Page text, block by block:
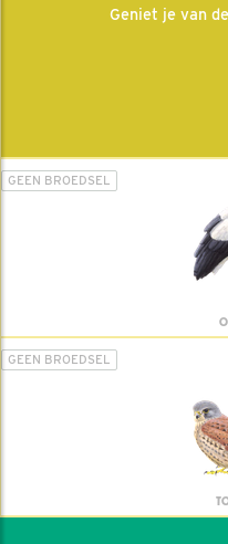
Geniet je van
GEEN BROEDSEL
GEEN BROEDSEL